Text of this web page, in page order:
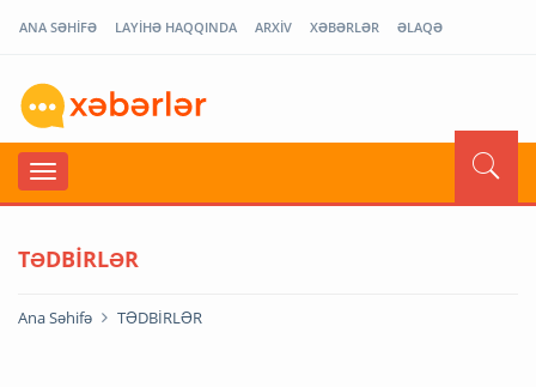
ANA SƏHİFƏ LAYİHƏ HAQQINDA ARXİV XƏBƏRLƏR ƏLAQƏ
TƏDBİRLƏR
Ana Səhifə TƏDBİRLƏR